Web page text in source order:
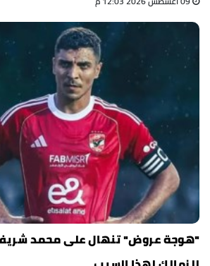
"هوجة عروض" تنهال على محمد